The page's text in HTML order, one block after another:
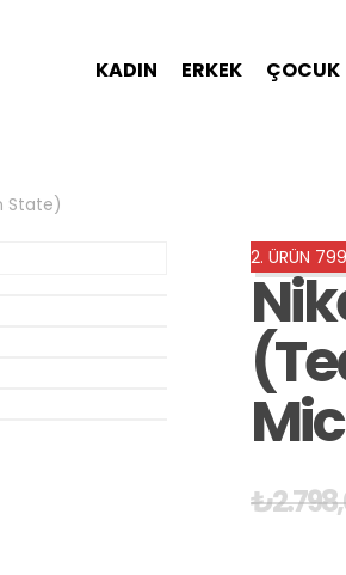
KADIN ERKEK ÇOCUK
State)
2. ÜRÜN
₺